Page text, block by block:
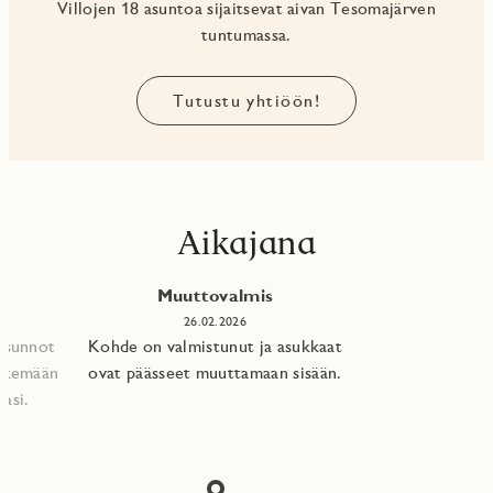
Villojen 18 asuntoa sijaitsevat aivan Tesomajärven
tuntumassa.
Tutustu yhtiöön!
Aikajana
Muuttovalmis
26.02.2026
Kohde on valmistunut ja asukkaat
ovat päässeet muuttamaan sisään.